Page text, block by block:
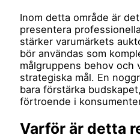
Inom detta område är
presentera
stärker varumärkets
bör användas som
målgruppens behov och
strategiska mål. En
bara förstärka
förtroende i
Varför är detta